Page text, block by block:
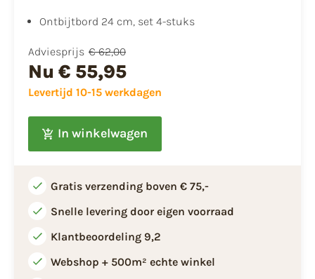
Ontbijtbord 24 cm, set 4-stuks
Adviesprijs € 62,00
Nu € 55,95
Levertijd 10-15 werkdagen
In winkelwagen
Gratis verzending boven € 75,-
Snelle levering door eigen voorraad
Klantbeoordeling 9,2
Webshop + 500m² echte winkel